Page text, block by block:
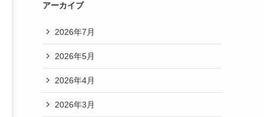
アーカイブ
2026年7月
2026年5月
2026年4月
2026年3月